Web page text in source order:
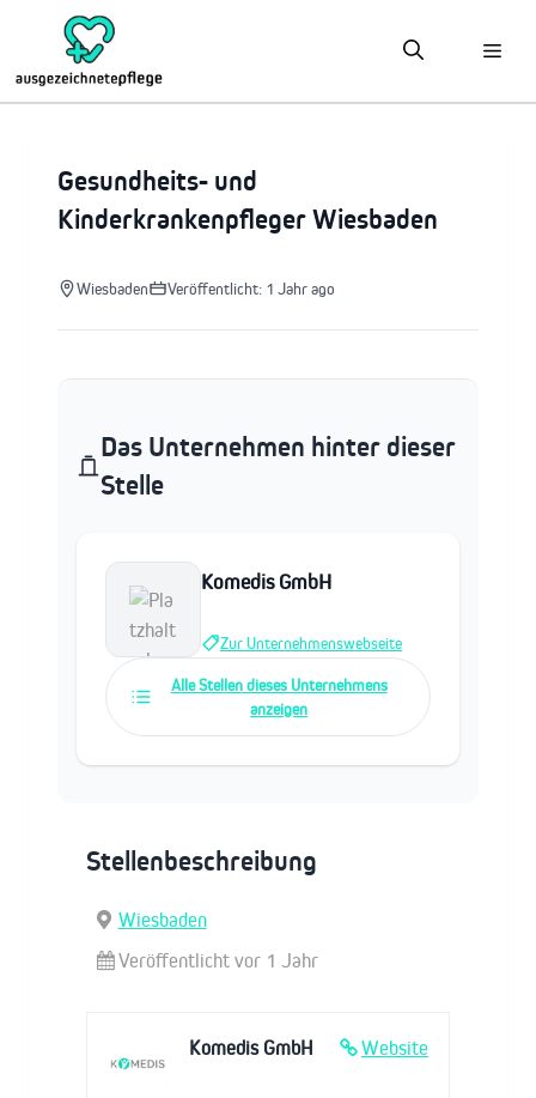
springen
Gesundheits- und
Kinderkrankenpfleger Wiesbaden
Wiesbaden Veröffentlicht: 1 Jahr ago
Das Unternehmen hinter dieser
Stelle
Komedis GmbH
Zur Unternehmenswebseite
Alle Stellen dieses Unternehmens
anzeigen
Stellenbeschreibung
Wiesbaden
Veröffentlicht vor 1 Jahr
Website
Komedis GmbH